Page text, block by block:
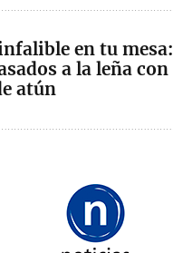
en tu mesa:
a la leña con
atún